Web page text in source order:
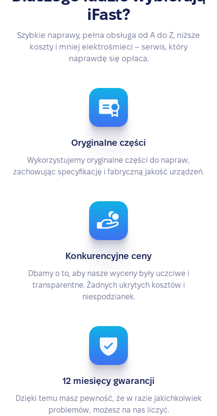
iFast?
Szybkie naprawy, pełna obsługa od A do Z, niższe
koszty i mniej elektrośmieci – serwis, który
naprawdę się opłaca.
Oryginalne części
Wykorzystujemy oryginalne części do napraw,
zachowując specyfikację i fabryczną jakość urządzeń.
Konkurencyjne ceny
Dbamy o to, aby nasze wyceny były uczciwe i
transparentne. Żadnych ukrytych kosztów i
niespodzianek.
12 miesięcy gwarancji
Dzięki temu masz pewność, że w razie jakichkolwiek
problemów, możesz na nas liczyć.